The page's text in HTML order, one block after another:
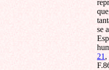
se
21 ,